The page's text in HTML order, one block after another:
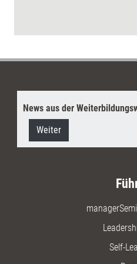
News aus der
Weiter
Self-